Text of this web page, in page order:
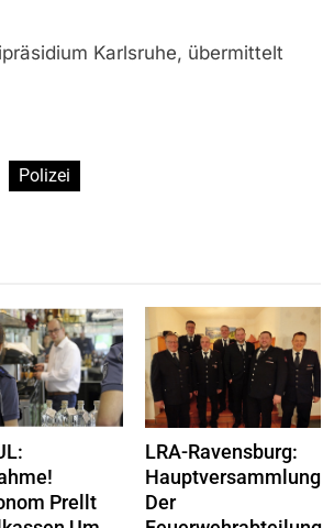
Karlsruhe, übermittelt
Polizei
Prellt
LRA-Ravensburg:
Hauptversammlung
Der